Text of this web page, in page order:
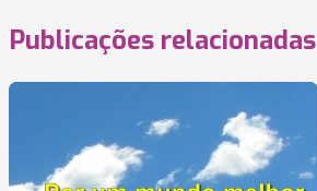
Publicações relacionadas